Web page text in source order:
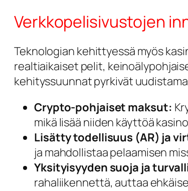
Verkkopelisivustojen
Teknologian kehittyessä myös
realtiaikaiset pelit,
kehityssuunnat pyrkivät
Crypto-pohjaiset maksut:
mikä lisää niiden käyttöä
Lisätty todellisuus (AR) ja
ja mahdollistaa pelaamisen
Yksityisyyden suoja ja
rahaliikennettä, auttaa